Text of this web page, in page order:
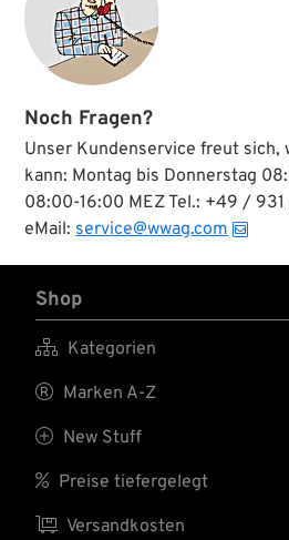
Noch Fragen?
Unser Kundenservice freut sich,
kann: Montag bis Donnerstag
08:00-16:00 MEZ Tel.: +49 /
eMail:service@wwag.com
Shop
 Kategorien
 Marken A-Z
 New Stuff
 Preise tiefergelegt
 Versandkosten